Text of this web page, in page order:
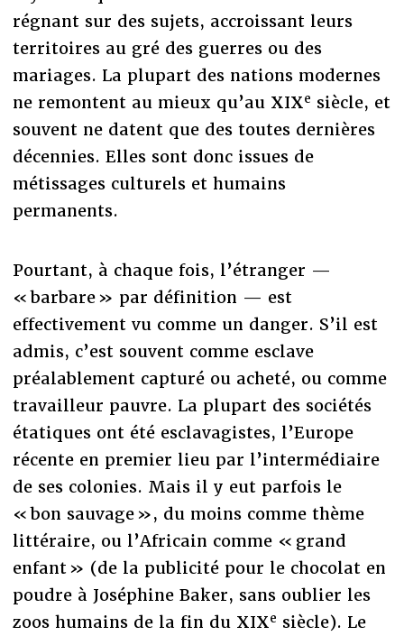
régnant sur des sujets, accroissant leurs
territoires au gré des guerres ou des
mariages. La plupart des nations modernes
ne remontent au mieux qu’au XIXe siècle, et
souvent ne datent que des toutes dernières
décennies. Elles sont donc issues de
métissages culturels et humains
permanents.
Pourtant, à chaque fois, l’étranger —
« barbare » par définition — est
effectivement vu comme un danger. S’il est
admis, c’est souvent comme esclave
préalablement capturé ou acheté, ou comme
travailleur pauvre. La plupart des sociétés
étatiques ont été esclavagistes, l’Europe
récente en premier lieu par l’intermédiaire
de ses colonies. Mais il y eut parfois le
« bon sauvage », du moins comme thème
littéraire, ou l’Africain comme « grand
enfant » (de la publicité pour le chocolat en
poudre à Joséphine Baker, sans oublier les
zoos humains de la fin du XIXe siècle). Le